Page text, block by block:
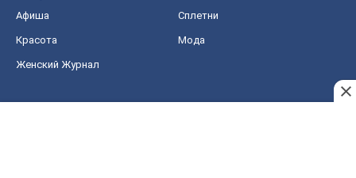
Афиша Сплетни
Красота Мода
Женский Журнал